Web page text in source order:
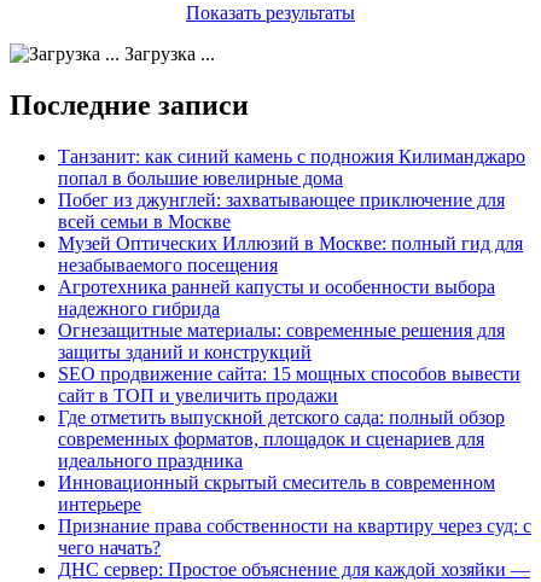
Показать результаты
Загрузка ...
Последние записи
Танзанит: как синий камень с подножия Килиманджаро
попал в большие ювелирные дома
Побег из джунглей: захватывающее приключение для
всей семьи в Москве
Музей Оптических Иллюзий в Москве: полный гид для
незабываемого посещения
Агротехника ранней капусты и особенности выбора
надежного гибрида
Огнезащитные материалы: современные решения для
защиты зданий и конструкций
SEO продвижение сайта: 15 мощных способов вывести
сайт в ТОП и увеличить продажи
Где отметить выпускной детского сада: полный обзор
современных форматов, площадок и сценариев для
идеального праздника
Инновационный скрытый смеситель в современном
интерьере
Признание права собственности на квартиру через суд: с
чего начать?
ДНС сервер: Простое объяснение для каждой хозяйки —